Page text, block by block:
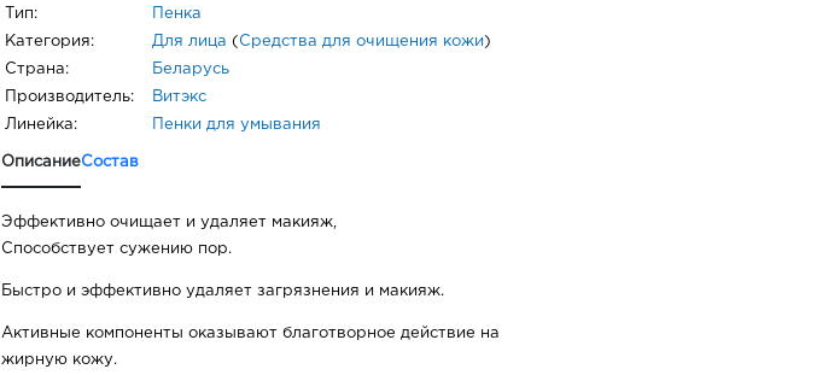
Тип: Пенка
Категория: Для лица ( Средства для очищения кожи )
Страна: Беларусь
Производитель: Витэкс
Линейка: Пенки для умывания
ОписаниеСостав
Эффективно очищает и удаляет макияж,
Способствует сужению пор.
Быстро и эффективно удаляет загрязнения и макияж.
Активные компоненты оказывают благотворное действие на
жирную кожу.